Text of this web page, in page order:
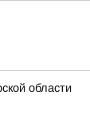
области